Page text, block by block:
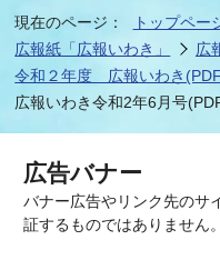
現在のページ： トップペー
広報紙「広報いわき」
広
令和２年度 広報いわき
広報いわき令和2年6月号
広告バナー
バナー広告やリンク先のサ
証するものではありません。